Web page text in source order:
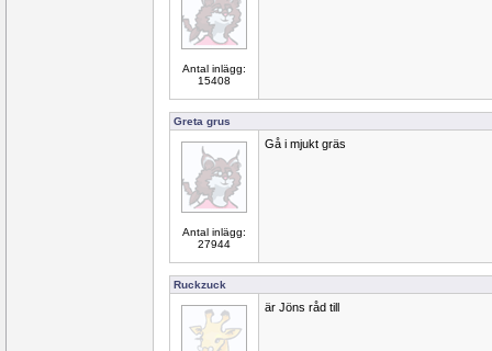
Antal inlägg:
15408
Greta grus
Antal inlägg:
27944
Gå i mjukt gräs
Ruckzuck
är Jöns råd till